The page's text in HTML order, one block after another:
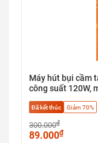
Máy hút bụi cầm
công suất 120W,
Đã kết thúc Giảm 70%
300.000₫
89.000₫